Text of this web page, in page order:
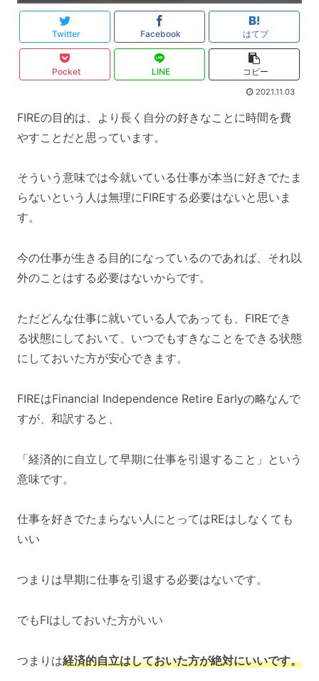
Twitter Facebook はてブ
Pocket LINE コピー
2021.11.03
FIREの目的は、より長く自分の好きなことに時間を費
やすことだと思っています。
そういう意味では今就いている仕事が本当に好きでたま
らないという人は無理にFIREする必要はないと思いま
す。
今の仕事が生きる目的になっているのであれば、それ以
外のことはする必要はないからです。
ただどんな仕事に就いている人であっても、FIREでき
る状態にしておいて、いつでもすきなことをできる状態
にしておいた方が安心できます。
FIREはFinancial Independence Retire Earlyの略なんで
すが、和訳すると、
「経済的に自立して早期に仕事を引退すること」という
意味です。
仕事を好きでたまらない人にとってはREはしなくても
いい
つまりは早期に仕事を引退する必要はないです。
でもFIはしておいた方がいい
つまりは経済的自立はしておいた方が絶対にいいです。